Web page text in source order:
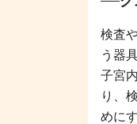
検査
う器
子宮
り、
めに